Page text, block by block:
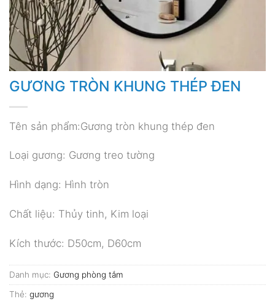
GƯƠNG TRÒN KHUNG THÉP ĐEN
Tên sản phẩm:Gương tròn khung thép đen
Loại gương: Gương treo tường
Hình dạng: Hình tròn
Chất liệu: Thủy tinh, Kim loại
Kích thước: D50cm, D60cm
Danh mục: Gương phòng tắm
Thẻ: gương